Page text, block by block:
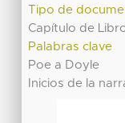
Tipo de
Capítulo de
Palabras clave
Poe a Doyle
Inicios de la